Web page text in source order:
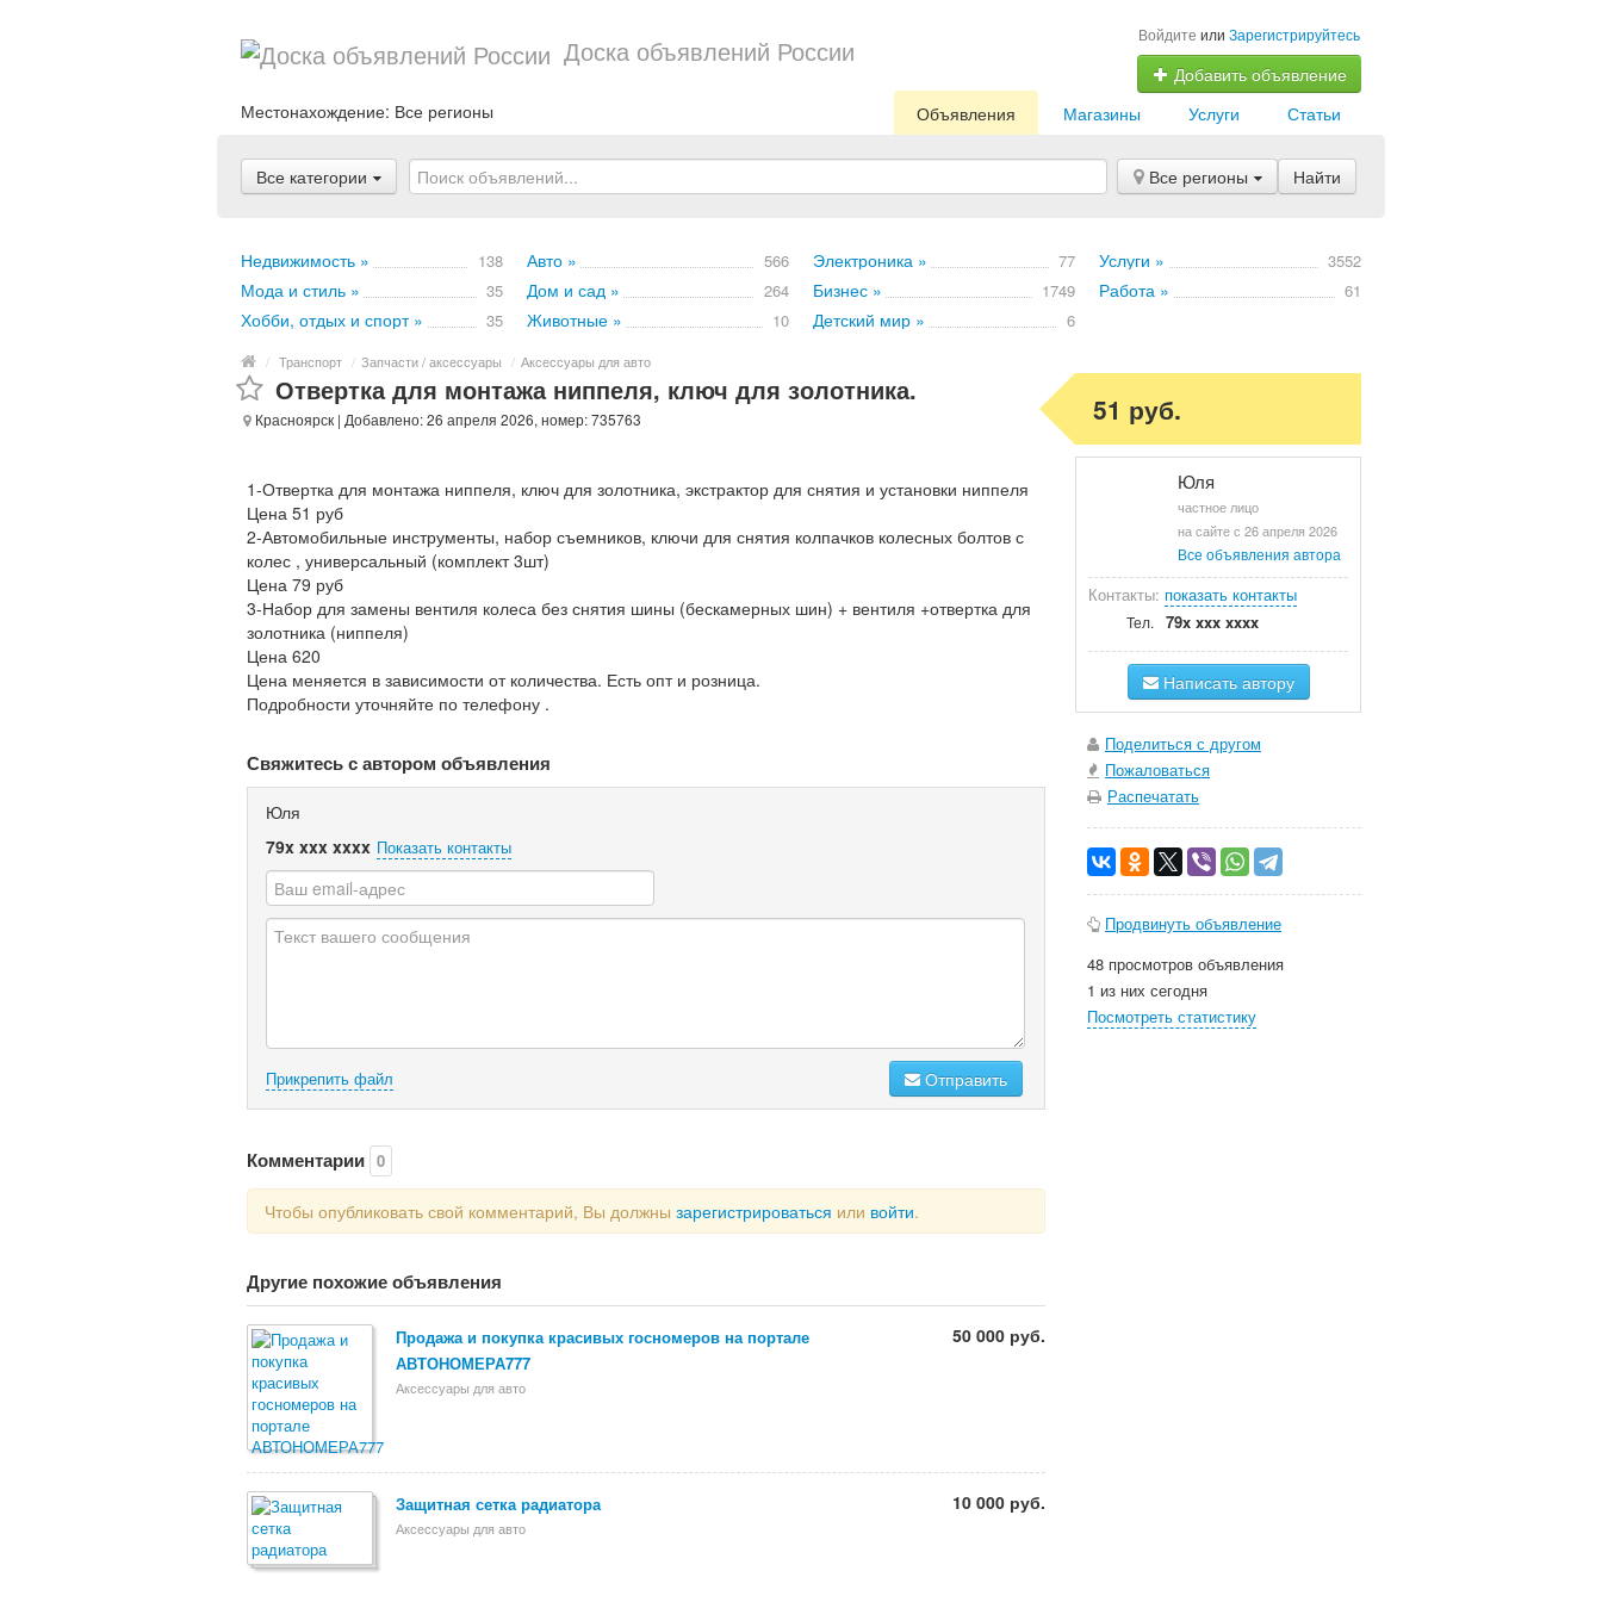
Доска объявлений России Войдите или Зарегистрируйтесь
Добавить объявление
Местонахождение: Все регионы Статьи
Услуги
Магазины
Объявления
Все категории Все регионы Найти
Недвижимость » 138 Авто » 566 Электроника » 77 Услуги » 3552
Мода и стиль » 35 Дом и сад » 264 Бизнес » 1749 Работа » 61
Хобби, отдых и спорт » 35 Животные » 10 Детский мир » 6
/ Транспорт / Запчасти / аксессуары / Аксессуары для авто
Отвертка для монтажа ниппеля, ключ для золотника.
Красноярск | Добавлено: 26 апреля 2026, номер: 735763
1-Отвертка для монтажа ниппеля, ключ для золотника, экстрактор для снятия и установки ниппеля
Цена 51 руб
2-Автомобильные инструменты, набор съемников, ключи для снятия колпачков колесных болтов с
колес , универсальный (комплект 3шт)
Цена 79 руб
3-Набор для замены вентиля колеса без снятия шины (бескамерных шин) + вентиля +отвертка для
золотника (ниппеля)
Цена 620
Цена меняется в зависимости от количества. Есть опт и розница.
Подробности уточняйте по телефону .
Свяжитесь с автором объявления
Юля
79x xxx xxxx Показать контакты
Прикрепить файл Отправить
Комментарии 0
Чтобы опубликовать свой комментарий, Вы должны зарегистрироваться или войти.
Другие похожие объявления
Продажа и покупка красивых госномеров на портале
АВТОНОМЕРА777
Аксессуары для авто
50 000 руб.
Защитная сетка радиатора
Аксессуары для авто
10 000 руб.
51 руб.
Юля
частное лицо
на сайте с 26 апреля 2026
Все объявления автора
Контакты: показать контакты
Тел. 79x xxx xxxx
Написать автору
Поделиться с другом
Пожаловаться
Распечатать
Продвинуть объявление
48 просмотров объявления
1 из них сегодня
Посмотреть статистику